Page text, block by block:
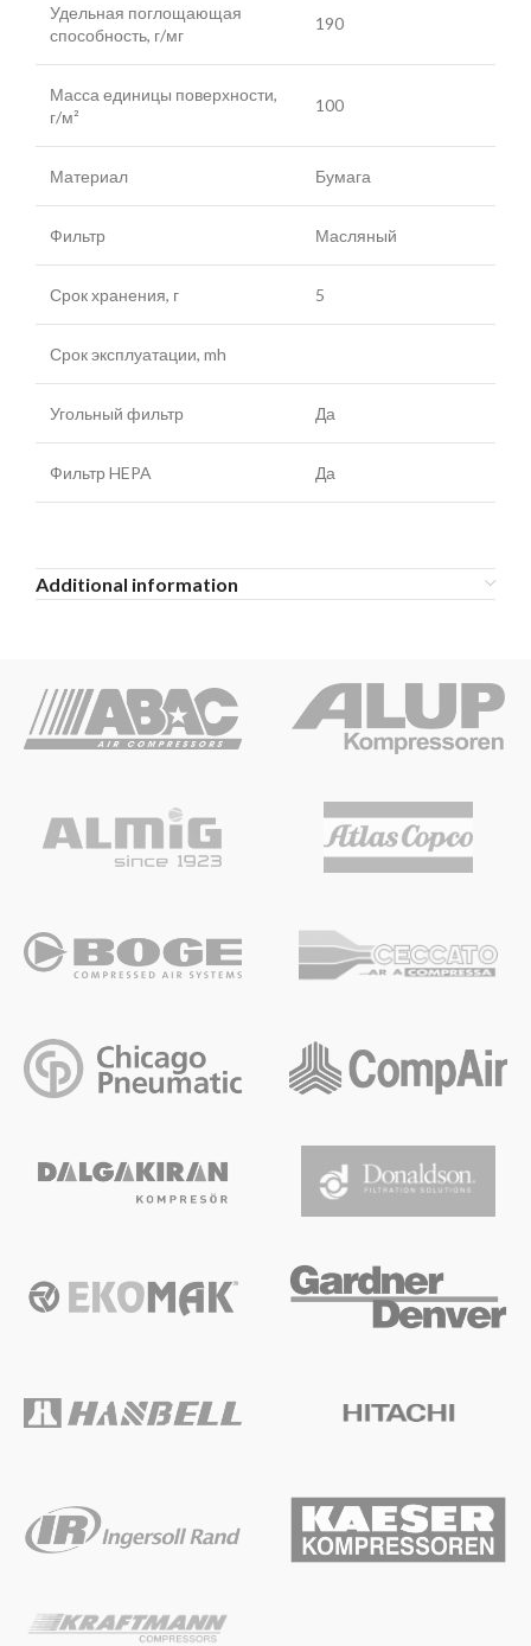
Удельная поглощающая
способность, г/мг
190
Масса единицы поверхности,
г/м²
100
Материал Бумага
Фильтр Масляный
Срок хранения, г 5
Срок эксплуатации, mh
Угольный фильтр Да
Фильтр HEPA Да
Additional information